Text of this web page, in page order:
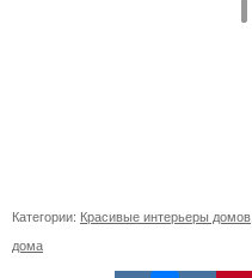
Категории: Красивые интерьеры домов
дома